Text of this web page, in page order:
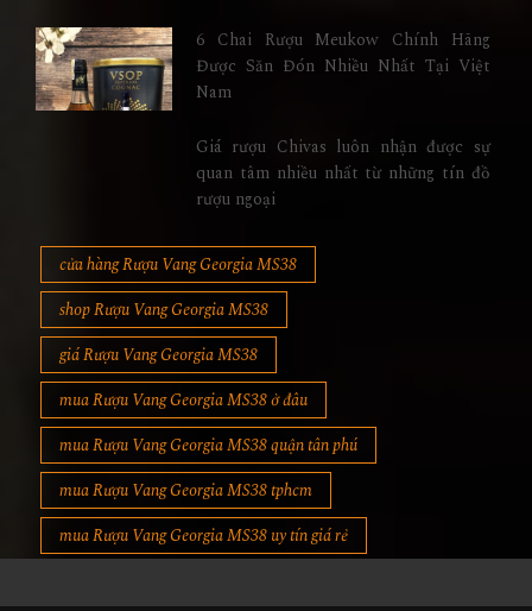
6 Chai Rượu Meukow Chính Hãng
Được Săn Đón Nhiều Nhất Tại Việt
Nam
Giá rượu Chivas luôn nhận được sự
quan tâm nhiều nhất từ những tín đồ
rượu ngoại
cửa hàng Rượu Vang Georgia MS38
shop Rượu Vang Georgia MS38
giá Rượu Vang Georgia MS38
mua Rượu Vang Georgia MS38 ở đâu
mua Rượu Vang Georgia MS38 quận tân phú
mua Rượu Vang Georgia MS38 tphcm
mua Rượu Vang Georgia MS38 uy tín giá rẻ